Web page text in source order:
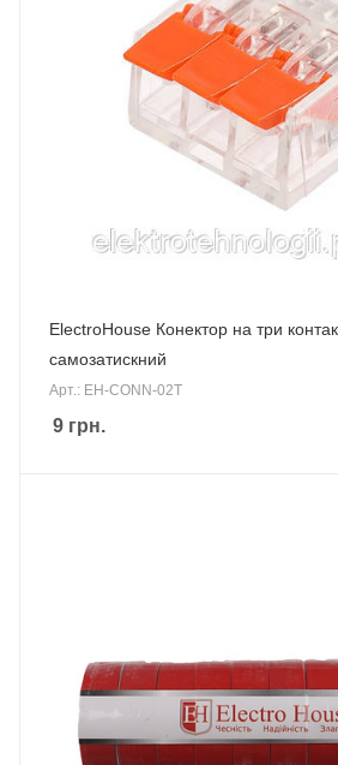
ElectroHouse Конектор на три
самозатискний
Арт.: EH-CONN-02T
9 грн.